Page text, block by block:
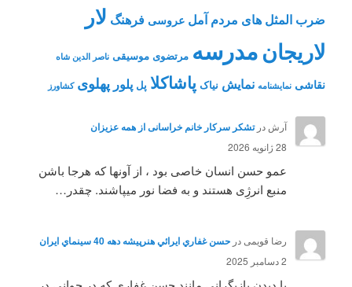
ضرب المثل های مردم آمل عروسی فرهنگ لار
لاریجانمدرسه مرتضوی موسیقی ناصر الدین شاه
نقاشی نمايشنامه نمایش نیاک پاشاکلا پل پلور پهلوی کشاورز
آرش درتشکر سرکار خانم خراسانی از همه عزیزان
28 ژانویه 2026
عمو حسن انسان خاصی بود ، از آونها که هرجا باشن
منبع انرژِی هستند و به فضا نور میپاشند. چقدر…
رضا قویمی در حسن غفاري ايرائي هنرپيشه دهه 40 سينماي ايران
2 دسامبر 2025